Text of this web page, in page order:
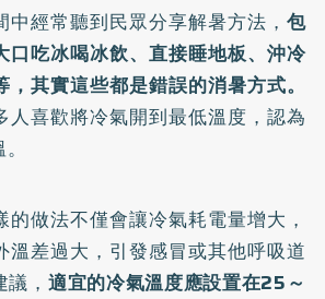
中經常聽到民眾分享解暑方法， 包
口吃冰喝冰飲、直接睡地板、沖冷
其實這些都是錯誤的消暑方式。
人喜歡將冷氣開到最低溫度，認為
的做法不僅會讓冷氣耗電量增大，
溫差過大，引發感冒或其他呼吸道
， 適宜的冷氣溫度應設置在25～